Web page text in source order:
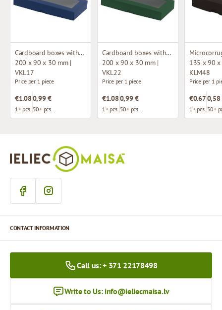
Cardboard boxes with window
200 x 90 x 30 mm |
VKL17
Price per 1 piece
€1.08
1+ pcs.
0,99 €
50+ pcs.
Cardboard boxes with window
200 x 90 x 30 mm |
VKL22
Price per 1 piece
€1.08
1+ pcs.
0,99 €
50+ pcs.
135 x 90
KLM48
Price per 1
€0.67
1+ pcs.
0,58
50+
CONTACT INFORMATION
Call us: + 371 22178498
Write to Us: info@ieliecmaisa.lv